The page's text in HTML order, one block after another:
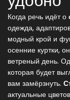
Когда речь идёт о
одежда,
модный крой и
осенние куртки,
ветреный день.
которая будет
вам замёрзнуть.
актуальные